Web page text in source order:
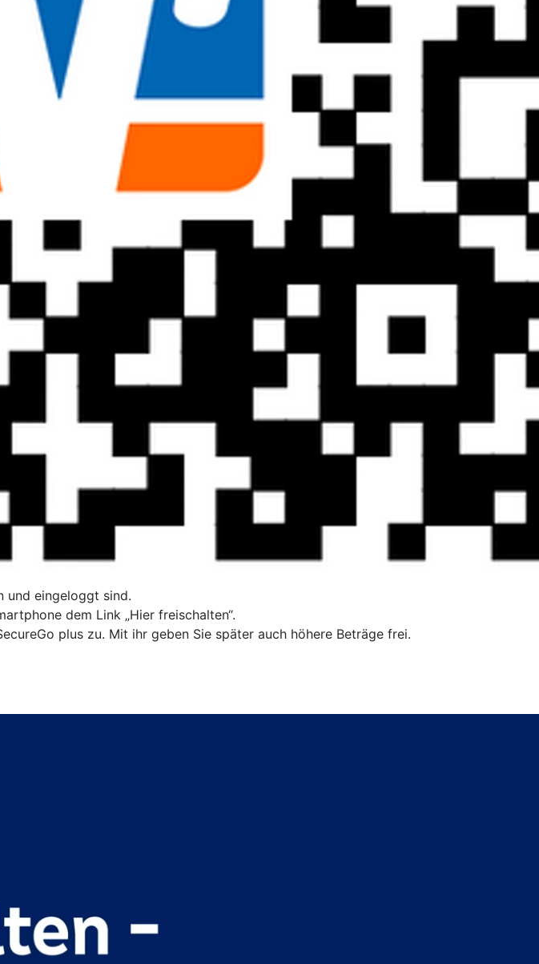
und eingeloggt sind.
dem Link „Hier freischalten“.
plus zu. Mit ihr geben Sie später auch höhere Beträge frei.